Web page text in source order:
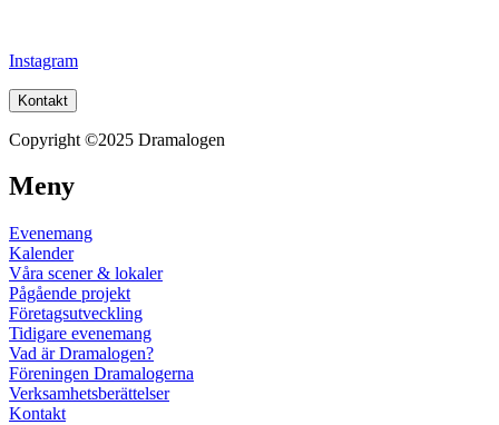
Instagram
Kontakt
Copyright ©2025 Dramalogen
Meny
Evenemang
Kalender
Våra scener & lokaler
Pågående projekt
Företagsutveckling
Tidigare evenemang
Vad är Dramalogen?
Föreningen Dramalogerna
Verksamhetsberättelser
Kontakt